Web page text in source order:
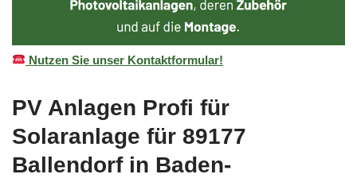
Nutzen Sie unser Kontaktformular!
PV Anlagen Profi für
Solaranlage für 89177
Ballendorf in Baden-